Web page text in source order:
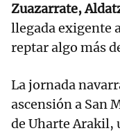
Zuazarrate,
llegada exigente
reptar algo más
La jornada
ascensión a San
de Uharte Arakil,